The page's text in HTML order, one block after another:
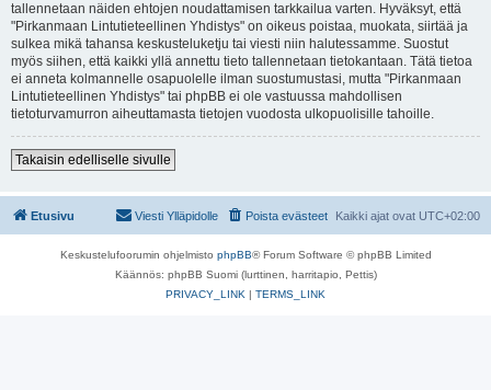
tallennetaan näiden ehtojen noudattamisen tarkkailua varten. Hyväksyt, että
"Pirkanmaan Lintutieteellinen Yhdistys" on oikeus poistaa, muokata, siirtää ja
sulkea mikä tahansa keskusteluketju tai viesti niin halutessamme. Suostut
myös siihen, että kaikki yllä annettu tieto tallennetaan tietokantaan. Tätä tietoa
ei anneta kolmannelle osapuolelle ilman suostumustasi, mutta "Pirkanmaan
Lintutieteellinen Yhdistys" tai phpBB ei ole vastuussa mahdollisen
tietoturvamurron aiheuttamasta tietojen vuodosta ulkopuolisille tahoille.
Takaisin edelliselle sivulle
Etusivu Kaikki ajat ovat UTC+02:00
Poista evästeet
Viesti Ylläpidolle
Keskustelufoorumin ohjelmisto phpBB® Forum Software © phpBB Limited
Käännös: phpBB Suomi (lurttinen, harritapio, Pettis)
PRIVACY_LINK | TERMS_LINK